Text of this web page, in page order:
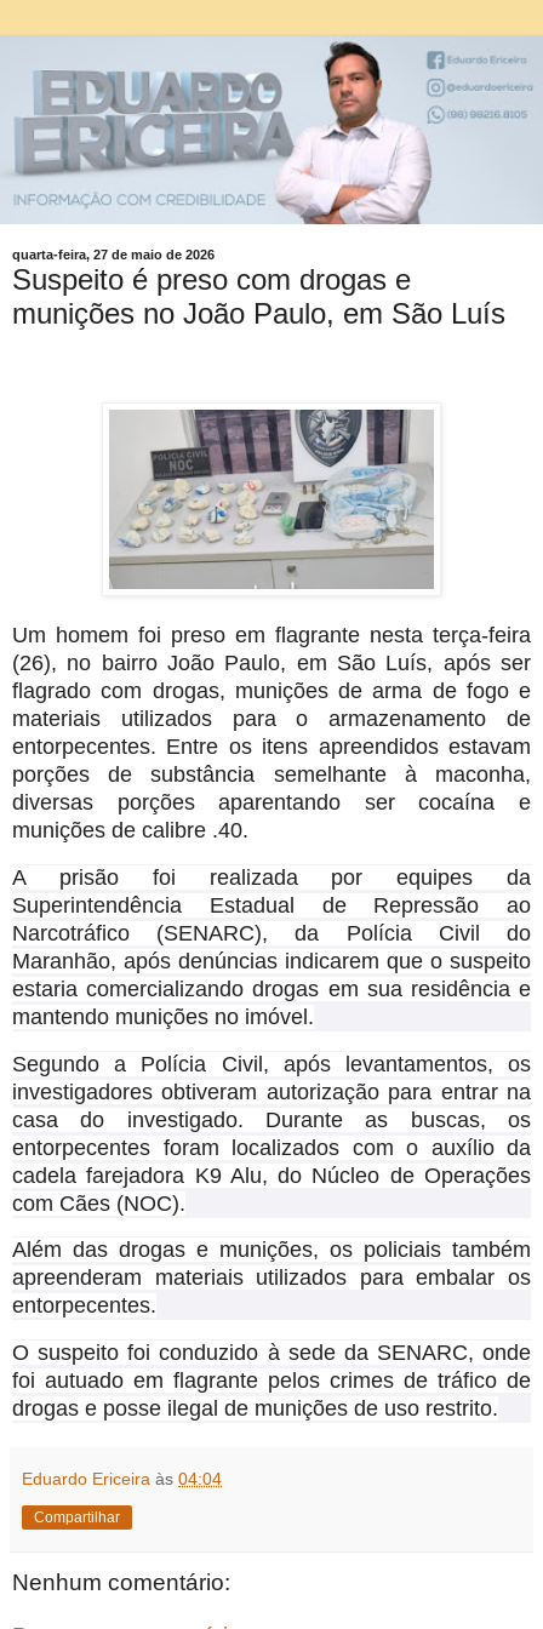
quarta-feira, 27 de maio de 2026
Suspeito é preso com drogas e
munições no João Paulo, em São Luís
Um homem foi preso em flagrante nesta terça-feira
(26), no bairro João Paulo, em São Luís, após ser
flagrado com drogas, munições de arma de fogo e
materiais utilizados para o armazenamento de
entorpecentes. Entre os itens apreendidos estavam
porções de substância semelhante à maconha,
diversas porções aparentando ser cocaína e
munições de calibre .40.
A prisão foi realizada por equipes da
Superintendência Estadual de Repressão ao
Narcotráfico (SENARC), da Polícia Civil do
Maranhão, após denúncias indicarem que o suspeito
estaria comercializando drogas em sua residência e
mantendo munições no imóvel.
Segundo a Polícia Civil, após levantamentos, os
investigadores obtiveram autorização para entrar na
casa do investigado. Durante as buscas, os
entorpecentes foram localizados com o auxílio da
cadela farejadora K9 Alu, do Núcleo de Operações
com Cães (NOC).
Além das drogas e munições, os policiais também
apreenderam materiais utilizados para embalar os
entorpecentes.
O suspeito foi conduzido à sede da SENARC, onde
foi autuado em flagrante pelos crimes de tráfico de
drogas e posse ilegal de munições de uso restrito.
Eduardo Ericeira às 04:04
Compartilhar
Nenhum comentário: